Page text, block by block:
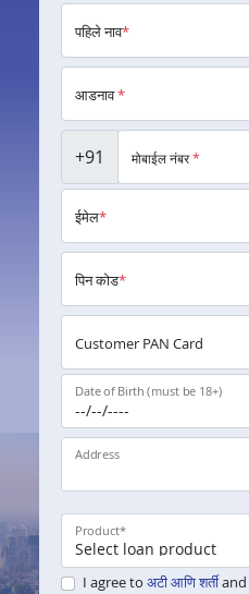
पहिले नाव*
आडनाव*
+91 मोबाईल नंबर*
ईमेल*
पिन कोड*
Customer PAN Card
Date of Birth (must be 18+)
Address
Product*
I agree to अटी आणि शर्तीand